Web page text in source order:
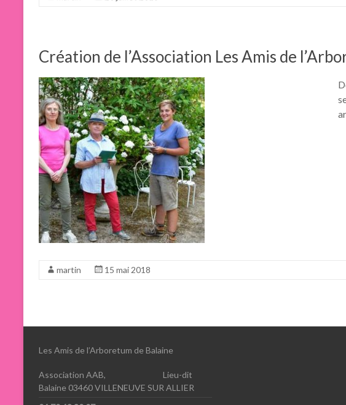
Création de l’Association Les Amis de
martin 15 mai 2018
Les Amis de l’Arboretum de Balaine
Association AAB, Lieu-dit
Balaine 03460 VILLENEUVE SUR ALLIER